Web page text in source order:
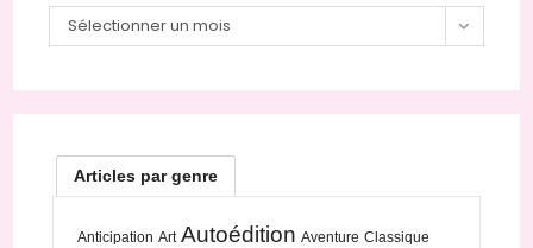
Sélectionner un mois
Articles par genre
Anticipation Art Autoédition Aventure Classique